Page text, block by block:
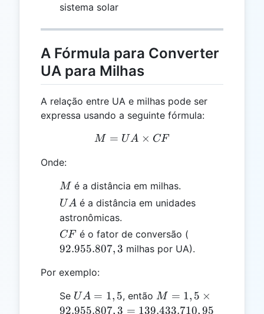
sistema solar
A Fórmula para Converter
UA para Milhas
A relação entre UA e milhas pode ser
expressa usando a seguinte fórmula:
M = UA \times CF
M = UA × CF
Onde:
M
M é a distância em milhas.
UA
UA é a distância em unidades
astronômicas.
CF
CF é o fator de conversão (
92.955.807,3 milhas por UA).
Por exemplo:
Se UA
=
UA = 1, 5, então M = 1,5 \times
92.955.807,3 =
M = 1, 5 ×
92.955.807,3 = 139.433.710,95